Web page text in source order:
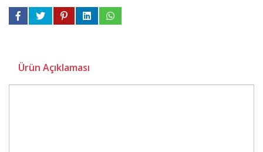
Ürün Açıklaması